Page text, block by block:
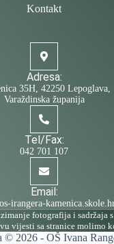
Kontakt
Adresa:
35H, 42250 Lepoglava,
Varaždinska županija
Tel/Fax:
042 701 107
Email:
irangera-
fotografija i sadržaja
vijesti sa stranice molimo
© 2026 - OŠ Ivana